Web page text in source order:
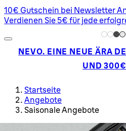
10€ Gutschein bei Newsletter
Verdienen Sie 5€ für jede
NEVO. EINE NEUE ÄRA
UND 300€
Startseite
Angebote
Saisonale Angebote